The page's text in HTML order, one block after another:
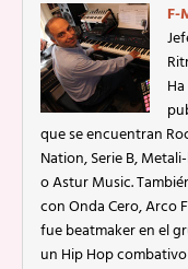
F-
que se encuentran
Nation, Serie B,
o Astur Music.
con Onda Cero, Arco
fue beatmaker en el
un Hip Hop